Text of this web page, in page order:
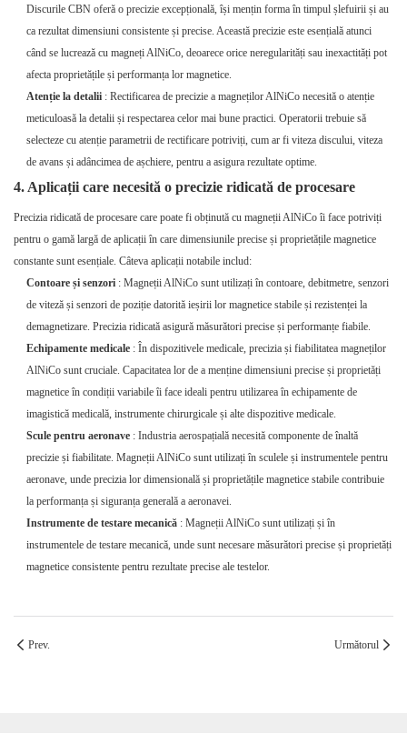
Discurile CBN oferă o precizie excepțională, își mențin forma în timpul șlefuirii și au
ca rezultat dimensiuni consistente și precise. Această precizie este esențială atunci
când se lucrează cu magneți AlNiCo, deoarece orice neregularități sau inexactități pot
afecta proprietățile și performanța lor magnetice.
Atenție la detalii : Rectificarea de precizie a magneților AlNiCo necesită o atenție
meticuloasă la detalii și respectarea celor mai bune practici. Operatorii trebuie să
selecteze cu atenție parametrii de rectificare potriviți, cum ar fi viteza discului, viteza
de avans și adâncimea de așchiere, pentru a asigura rezultate optime.
4. Aplicații care necesită o precizie ridicată de procesare
Precizia ridicată de procesare care poate fi obținută cu magneții AlNiCo îi face potriviți
pentru o gamă largă de aplicații în care dimensiunile precise și proprietățile magnetice
constante sunt esențiale. Câteva aplicații notabile includ:
Contoare și senzori : Magneții AlNiCo sunt utilizați în contoare, debitmetre, senzori
de viteză și senzori de poziție datorită ieșirii lor magnetice stabile și rezistenței la
demagnetizare. Precizia ridicată asigură măsurători precise și performanțe fiabile.
Echipamente medicale : În dispozitivele medicale, precizia și fiabilitatea magneților
AlNiCo sunt cruciale. Capacitatea lor de a menține dimensiuni precise și proprietăți
magnetice în condiții variabile îi face ideali pentru utilizarea în echipamente de
imagistică medicală, instrumente chirurgicale și alte dispozitive medicale.
Scule pentru aeronave : Industria aerospațială necesită componente de înaltă
precizie și fiabilitate. Magneții AlNiCo sunt utilizați în sculele și instrumentele pentru
aeronave, unde precizia lor dimensională și proprietățile magnetice stabile contribuie
la performanța și siguranța generală a aeronavei.
Instrumente de testare mecanică : Magneții AlNiCo sunt utilizați și în
instrumentele de testare mecanică, unde sunt necesare măsurători precise și proprietăți
magnetice consistente pentru rezultate precise ale testelor.
Prev. Următorul